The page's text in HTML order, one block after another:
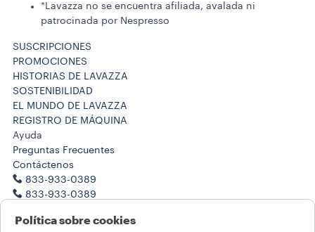
*Lavazza no se encuentra afiliada, avalada ni
patrocinada por Nespresso
SUSCRIPCIONES
PROMOCIONES
HISTORIAS DE LAVAZZA
SOSTENIBILIDAD
EL MUNDO DE LAVAZZA
REGISTRO DE MÁQUINA
Ayuda
Preguntas Frecuentes
Contáctenos
833-933-0389
833-933-0389
Notas legales
Política sobre cookies